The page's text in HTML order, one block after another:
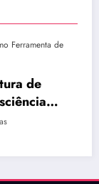
Rota
Verde